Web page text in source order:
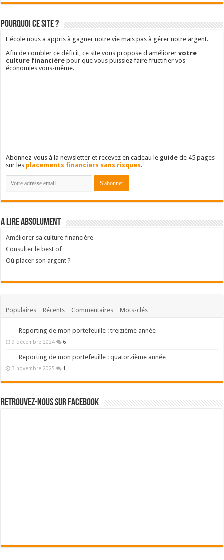
Pourquoi ce site ?
L'école nous a appris à gagner notre vie mais pas à gérer notre argent.
Afin de combler ce déficit, ce site vous propose d'améliorervotre
culture financière pour que vous puissiez faire fructifier vos
économies vous-même.
Abonnez-vous à la newsletter et recevez en cadeau le guide de 45 pages
sur les placements financiers sans risques.
A lire absolument
Améliorer sa culture financière
Consulter le best of
Où placer son argent ?
Populaires Récents Commentaires Mots-clés
Reporting de mon portefeuille : treizième année
9 décembre 2024 6
Reporting de mon portefeuille : quatorzième année
3 novembre 2025 1
Retrouvez-nous sur Facebook